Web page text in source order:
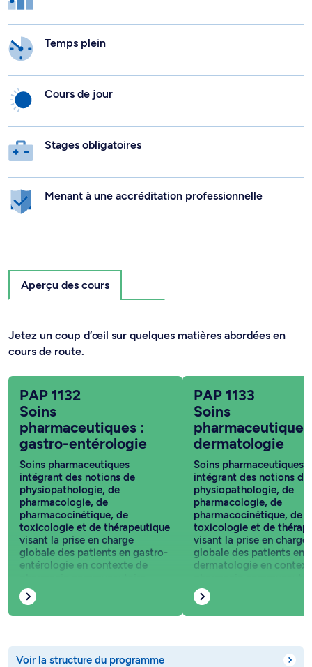
Temps plein
Cours de jour
Stages obligatoires
Menant à une accréditation professionnelle
Aperçu des cours
Jetez un coup d’œil sur quelques matières abordées en
cours de route.
PAP 1132
Soins
pharmaceutiques :
gastro-entérologie
Soins pharmaceutiques
intégrant des notions de
physiopathologie, de
pharmacologie, de
pharmacocinétique, de
toxicologie et de thérapeutique
visant la prise en charge
globale des patients en gastro-
entérologie en contexte de
PAP 1133
Soins
dermatologie
Soins pharmaceutiques
intégrant des notions de
physiopathologie, de
pharmacologie, de
pharmacocinétique, de
toxicologie et de
visant la prise en charge
globale des patients en
dermatologie en
Voir la structure du programme